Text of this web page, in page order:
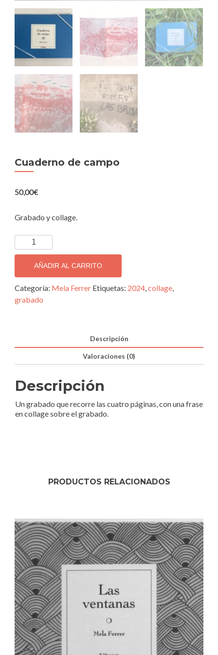
Cuaderno de campo
50,00€
Grabado y collage.
Cuaderno
de
campo
cantidad
AÑADIR AL CARRITO
Categoría: Mela Ferrer Etiquetas: 2024 collage
grabado
Descripción
Valoraciones (0)
Descripción
Un grabado que recorre las cuatro páginas, con una frase
en collage sobre el grabado.
PRODUCTOS RELACIONADOS